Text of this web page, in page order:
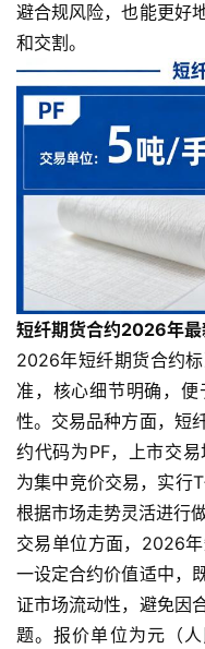
避合规风险，也能更好
和交割。
短纤期货合约2026年最
2026年短纤期货合约
准，核心细节明确，
性。交易品种方面，短
约代码为PF，上市交
为集中竞价交易，实行
根据市场走势灵活进行
交易单位方面，2026
一设定合约价值适中，
证市场流动性，避免因
题。报价单位为元（